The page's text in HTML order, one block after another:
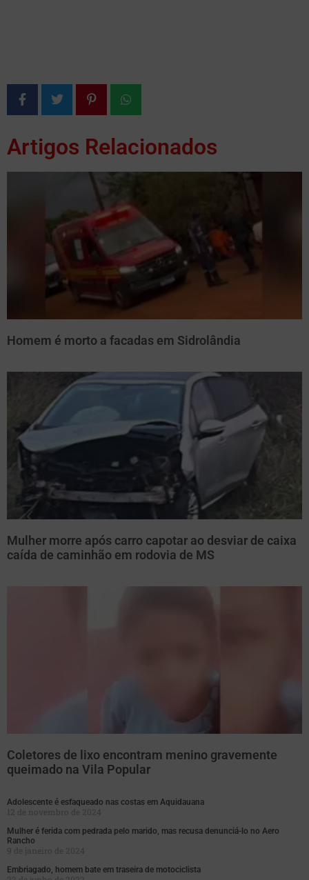
Artigos Relacionados
Homem é morto a facadas em Sidrolândia
Mulher morre após carro capotar ao desviar de caixa
caída de caminhão em rodovia de MS
Coletores de lixo encontram menino gravemente
queimado na Vila Popular
Adolescente é esfaqueado nas costas em Aquidauana
12 de novembro de 2024
Mulher é ferida com pedrada pelo marido, mas recusa denunciá-lo no Aero
Rancho
9 de janeiro de 2024
Embriagado, homem bate em traseira de motociclista